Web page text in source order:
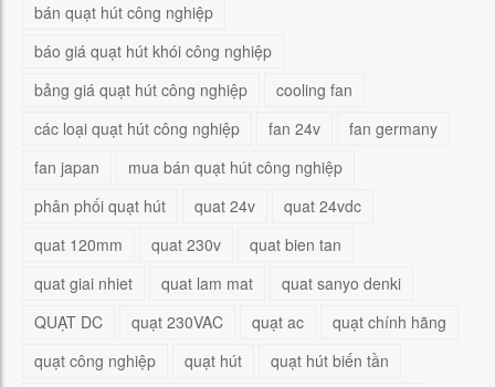
bán quạt hút công nghiệp
báo giá quạt hút khói công nghiệp
bảng giá quạt hút công nghiệp
cooling fan
các loại quạt hút công nghiệp
fan 24v
fan germany
fan japan
mua bán quạt hút công nghiệp
phân phối quạt hút
quat 24v
quat 24vdc
quat 120mm
quat 230v
quat bien tan
quat giai nhiet
quat lam mat
quat sanyo denki
QUẠT DC
quạt 230VAC quạt ac
quạt chính hãng
quạt công nghiệp
quạt hút
quạt hút biến tần